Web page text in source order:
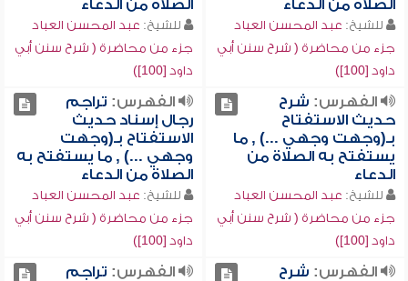
الصلاة من الدعاء
للشيخ: عبد المحسن العباد
جزء من محاضرة ( شرح سنن أبي
داود [100])
الصلاة من الدعاء
للشيخ: عبد المحسن العباد
جزء من محاضرة ( شرح سنن أبي
داود [100])
الفهرس: شرح
حديث الاستفتاح
بـ(وجهت وجهي ...) , ما
يستفتح به الصلاة من
الدعاء
للشيخ: عبد المحسن العباد
جزء من محاضرة ( شرح سنن أبي
داود [100])
الفهرس: تراجم
رجال إسناد حديث
الاستفتاح بـ(وجهت
وجهي ...) , ما يستفتح به
الصلاة من الدعاء
للشيخ: عبد المحسن العباد
جزء من محاضرة ( شرح سنن أبي
داود [100])
الفهرس: شرح
الفهرس: تراجم